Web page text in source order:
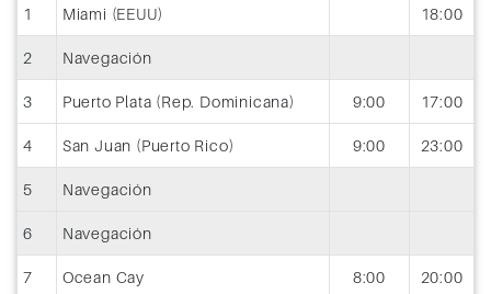
1 Miami (EEUU) 18:00
2 Navegación
3 Puerto Plata (Rep. Dominicana) 9:00 17:00
4 San Juan (Puerto Rico) 9:00 23:00
5 Navegación
6 Navegación
7 Ocean Cay 8:00 20:00